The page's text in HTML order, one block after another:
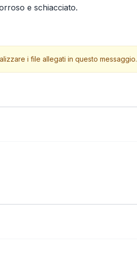
e schiacciato.
i file allegati in questo messaggio.